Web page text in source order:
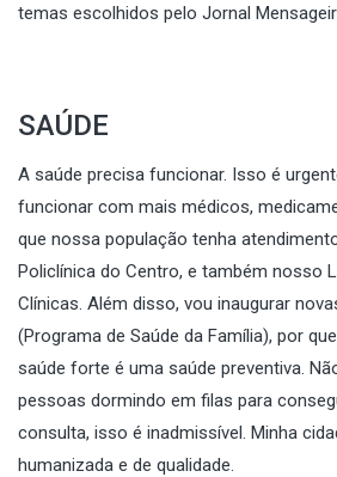
temas escolhidos pelo Jornal
SAÚDE
A saúde precisa funcionar. Isso é
funcionar com mais médicos,
que nossa população tenha
Policlínica do Centro, e também nosso
Clínicas. Além disso, vou inaugurar
(Programa de Saúde da Família), por
saúde forte é uma saúde preventiva.
pessoas dormindo em filas para
consulta, isso é inadmissível. Minha
humanizada e de qualidade.